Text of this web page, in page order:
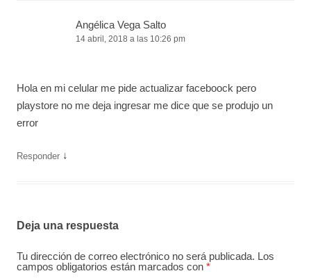
Angélica Vega Salto
14 abril, 2018 a las 10:26 pm
Hola en mi celular me pide actualizar faceboock pero
playstore no me deja ingresar me dice que se produjo un
error
Responder ↓
Deja una respuesta
Tu dirección de correo electrónico no será publicada. Los
campos obligatorios están marcados con *